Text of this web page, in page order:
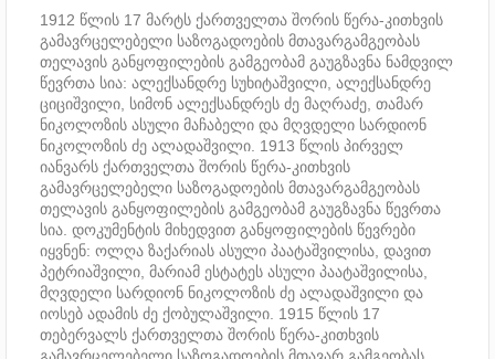
1912 წლის 17 მარტს ქართველთა შორის წერა-კითხვის
გამავრცელებელი საზოგადოების მთავარგამგეობას
თელავის განყოფილების გამგეობამ გაუგზავნა ნამდვილ
წევრთა სია: ალექსანდრე სუხიტაშვილი, ალექსანდრე
ციციშვილი, სიმონ ალექსანდრეს ძე მაღრაძე, თამარ
ნიკოლოზის ასული მაჩაბელი და მღვდელი სარდიონ
ნიკოლოზის ძე ალადაშვილი. 1913 წლის პირველ
იანვარს ქართველთა შორის წერა-კითხვის
გამავრცელებელი საზოგადოების მთავარგამგეობას
თელავის განყოფილების გამგეობამ გაუგზავნა წევრთა
სია. დოკუმენტის მიხედვით განყოფილების წევრები
იყვნენ: ოლღა ზაქარიას ასული პაატაშვილისა, დავით
პეტრიაშვილი, მარიამ ესტატეს ასული პაატაშვილისა,
მღვდელი სარდიონ ნიკოლოზის ძე ალადაშვილი და
იოსებ ადამის ძე ქობულაშვილი. 1915 წლის 17
თებერვალს ქართველთა შორის წერა-კითხვის